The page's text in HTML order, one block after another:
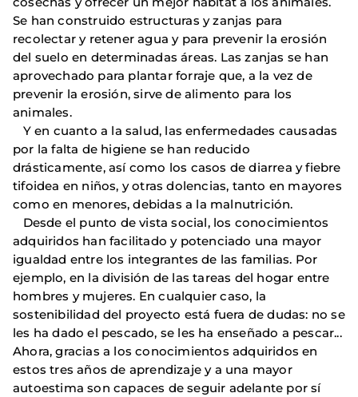
Se han construido estructuras y zanjas para
recolectar y retener agua y para prevenir la erosión
del suelo en determinadas áreas. Las zanjas se han
aprovechado para plantar forraje que, a la vez de
prevenir la erosión, sirve de alimento para los
animales.
Y en cuanto a la salud, las enfermedades causadas
por la falta de higiene se han reducido
drásticamente, así como los casos de diarrea y fiebre
tifoidea en niños, y otras dolencias, tanto en mayores
como en menores, debidas a la malnutrición.
Desde el punto de vista social, los conocimientos
adquiridos han facilitado y potenciado una mayor
igualdad entre los integrantes de las familias. Por
ejemplo, en la división de las tareas del hogar entre
hombres y mujeres. En cualquier caso, la
sostenibilidad del proyecto está fuera de dudas: no se
les ha dado el pescado, se les ha enseñado a pescar...
Ahora, gracias a los conocimientos adquiridos en
estos tres años de aprendizaje y a una mayor
autoestima son capaces de seguir adelante por sí